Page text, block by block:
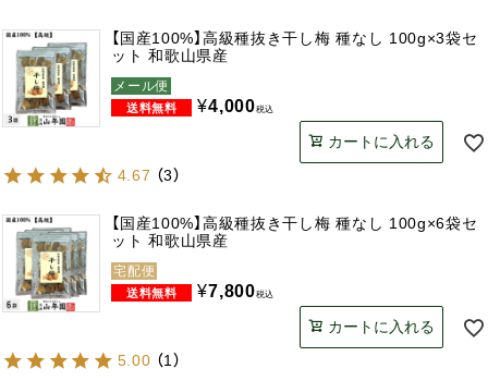
【国産100%】高級種抜き干し梅 種なし 100g×3袋セ
ット 和歌山県産
メール便
¥4,000税込
カートに入れる
4.67 （3）
【国産100%】高級種抜き干し梅 種なし 100g×6袋セ
ット 和歌山県産
宅配便
¥7,800税込
カートに入れる
5.00 （1 ）